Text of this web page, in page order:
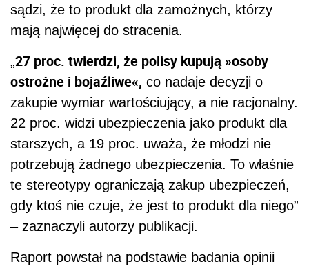
sądzi, że to produkt dla zamożnych, którzy
mają najwięcej do stracenia.
„27 proc. twierdzi, że polisy kupują »osoby
ostrożne i bojaźliwe«, co nadaje decyzji o
zakupie wymiar wartościujący, a nie racjonalny.
22 proc. widzi ubezpieczenia jako produkt dla
starszych, a 19 proc. uważa, że młodzi nie
potrzebują żadnego ubezpieczenia. To właśnie
te stereotypy ograniczają zakup ubezpieczeń,
gdy ktoś nie czuje, że jest to produkt dla niego”
– zaznaczyli autorzy publikacji.
Raport powstał na podstawie badania opinii